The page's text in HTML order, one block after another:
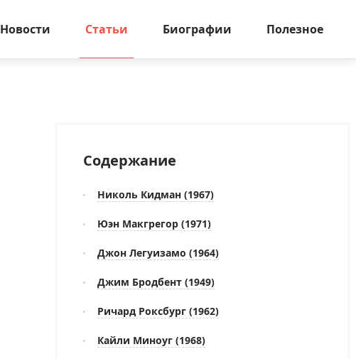
Новости Статьи Биографии Полезное
Содержание
Николь Кидман (1967)
Юэн Макгрегор (1971)
Джон Легуизамо (1964)
Джим Бродбент (1949)
Ричард Роксбург (1962)
Кайли Миноуг (1968)